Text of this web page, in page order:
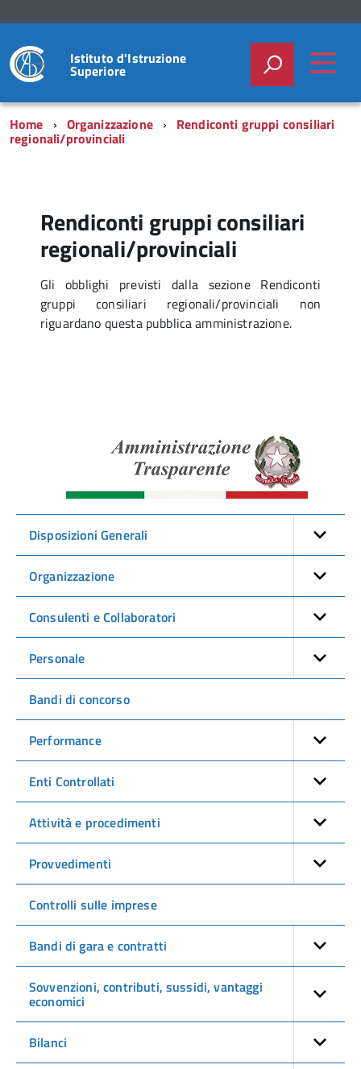
Istituto d'Istruzione
Superiore
Home Organizzazione Rendiconti gruppi consiliari
regionali/provinciali
Rendiconti gruppi consiliari
regionali/provinciali
Gli obblighi previsti dalla sezione Rendiconti
gruppi consiliari regionali/provinciali non
riguardano questa pubblica amministrazione.
Disposizioni Generali
Organizzazione
Consulenti e Collaboratori
Personale
Bandi di concorso
Performance
Enti Controllati
Attività e procedimenti
Provvedimenti
Controlli sulle imprese
Bandi di gara e contratti
Sovvenzioni, contributi, sussidi, vantaggi
economici
Bilanci